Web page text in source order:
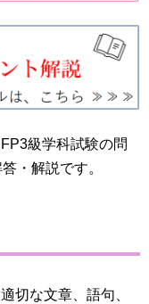
級学科試験の問
・解説です。
切な文章、語句、